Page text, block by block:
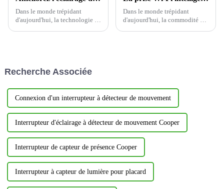
Dans le monde trépidant
d'aujourd'hui, la technologie a
fonctionnalités inégalées.
Dans le monde trépidant
d'aujourd'hui, la commodité est
Recherche Associée
Connexion d'un interrupteur à détecteur de mouvement
Interrupteur d'éclairage à détecteur de mouvement Cooper
Interrupteur de capteur de présence Cooper
Interrupteur à capteur de lumière pour placard